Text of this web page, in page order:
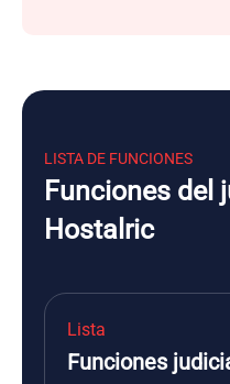
LISTA DE FUNCIONES
Funciones del
Hostalric
Lista
Funciones